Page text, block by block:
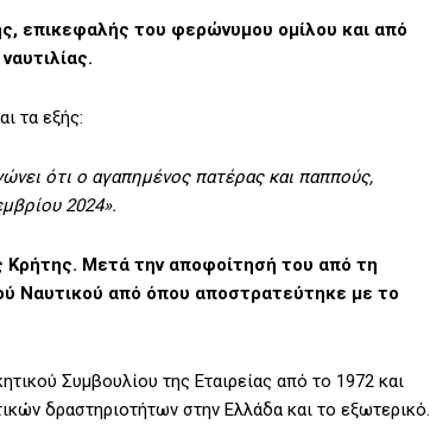
επικεφαλής του φερώνυμου ομίλου και από
τα εξής:
ότι ο αγαπημένος πατέρας και παππούς,
2024».
Κρήτης. Μετά την αποφοίτησή του από τη
Ναυτικού από όπου αποστρατεύτηκε με το
Συμβουλίου της Εταιρείας από το 1972 και
δραστηριοτήτων στην Ελλάδα και το εξωτερικό.